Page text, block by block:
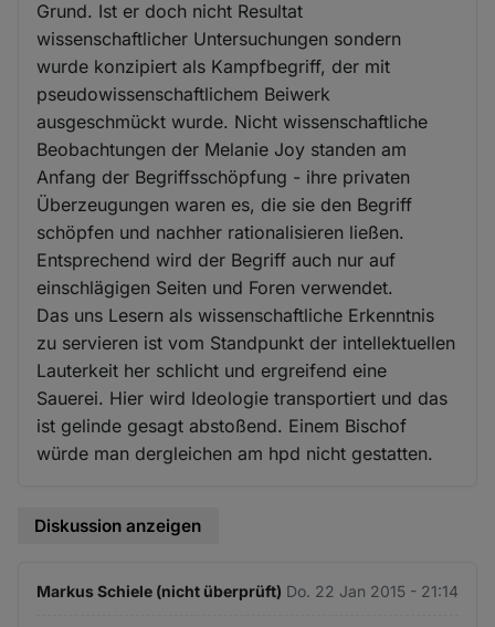
Grund. Ist er doch nicht Resultat
wissenschaftlicher Untersuchungen sondern
wurde konzipiert als Kampfbegriff, der mit
pseudowissenschaftlichem Beiwerk
ausgeschmückt wurde. Nicht wissenschaftliche
Beobachtungen der Melanie Joy standen am
Anfang der Begriffsschöpfung - ihre privaten
Überzeugungen waren es, die sie den Begriff
schöpfen und nachher rationalisieren ließen.
Entsprechend wird der Begriff auch nur auf
einschlägigen Seiten und Foren verwendet.
Das uns Lesern als wissenschaftliche Erkenntnis
zu servieren ist vom Standpunkt der intellektuellen
Lauterkeit her schlicht und ergreifend eine
Sauerei. Hier wird Ideologie transportiert und das
ist gelinde gesagt abstoßend. Einem Bischof
würde man dergleichen am hpd nicht gestatten.
Diskussion anzeigen
Markus Schiele (nicht überprüft) Do. 22 Jan 2015 - 21:14